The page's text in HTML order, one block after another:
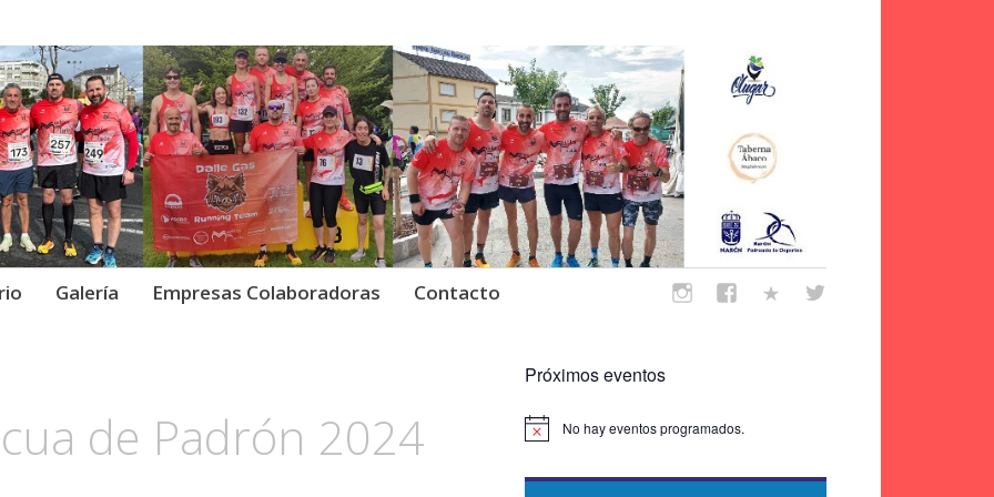
Running Team ·
Running Team.
Galería Empresas Colaboradoras Contacto
de Padrón 2024
Próximos eventos
Aviso No hay eventos programados.